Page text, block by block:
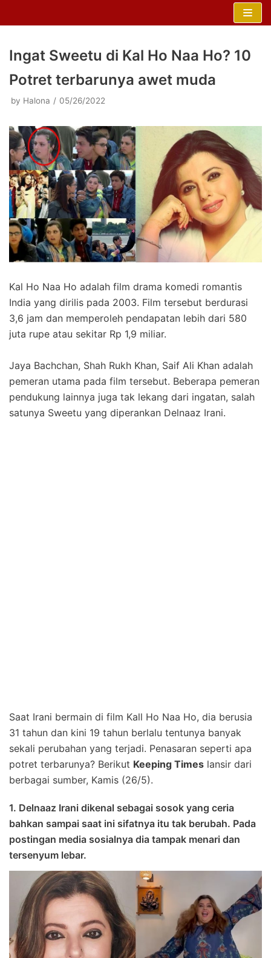
Ingat Sweetu di Kal Ho Naa Ho? 10
Potret terbarunya awet muda
by Halona 05/26/2022
Kal Ho Naa Ho adalah film drama komedi romantis
India yang dirilis pada 2003. Film tersebut berdurasi
3,6 jam dan memperoleh pendapatan lebih dari 580
juta rupe atau sekitar Rp 1,9 miliar.
Jaya Bachchan, Shah Rukh Khan, Saif Ali Khan adalah
pemeran utama pada film tersebut. Beberapa pemeran
pendukung lainnya juga tak lekang dari ingatan, salah
satunya Sweetu yang diperankan Delnaaz Irani.
Saat Irani bermain di film Kall Ho Naa Ho, dia berusia
31 tahun dan kini 19 tahun berlalu tentunya banyak
sekali perubahan yang terjadi. Penasaran seperti apa
potret terbarunya? Berikut Keeping Times lansir dari
berbagai sumber, Kamis (26/5).
1. Delnaaz Irani dikenal sebagai sosok yang ceria
bahkan sampai saat ini sifatnya itu tak berubah. Pada
postingan media sosialnya dia tampak menari dan
tersenyum lebar.